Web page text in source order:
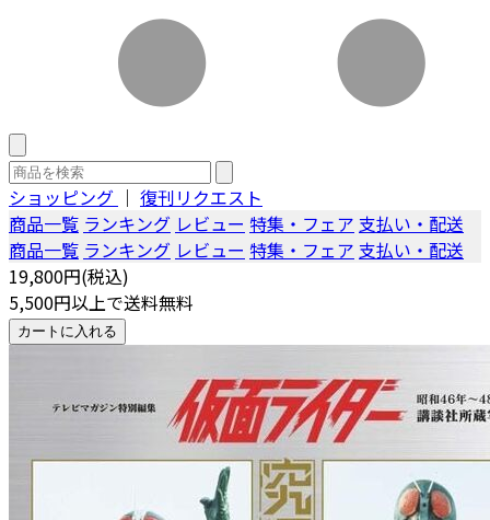
ショッピング ｜ 復刊リクエスト
商品一覧 ランキング レビュー 特集・フェア 支払い・配送
商品一覧 ランキング レビュー 特集・フェア 支払い・配送
19,800円(税込)
5,500円以上で送料無料
カートに入れる